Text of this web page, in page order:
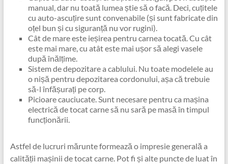
manual, dar nu toată lumea știe să o facă. Deci, cuțitele
cu auto-ascuțire sunt convenabile (și sunt fabricate din
oțel bun și cu siguranță nu vor rugini).
Cât de mare este ieșirea pentru carnea tocată. Cu cât
este mai mare, cu atât este mai ușor să alegi vasele
după înălțime.
Sistem de depozitare a cablului. Nu toate modelele au
o nișă pentru depozitarea cordonului, așa că trebuie
să-l înfășurați pe corp.
Picioare cauciucate. Sunt necesare pentru ca mașina
electrică de tocat carne să nu sară pe masă în timpul
funcționării.
Astfel de lucruri mărunte formează o impresie generală a
calității mașinii de tocat carne. Pot fi și alte puncte de luat în